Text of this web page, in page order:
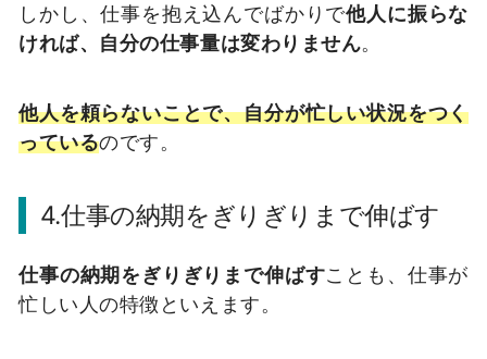
しかし、仕事を抱え込んでばかりで他人に振らな
ければ、自分の仕事量は変わりません。
他人を頼らないことで、自分が忙しい状況をつく
っているのです。
4.仕事の納期をぎりぎりまで伸ばす
仕事の納期をぎりぎりまで伸ばすことも、仕事が
忙しい人の特徴といえます。